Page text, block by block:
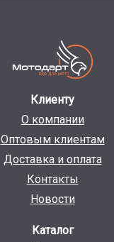
Клиенту
О компании
Оптовым клиентам
Доставка и оплата
Контакты
Новости
Каталог